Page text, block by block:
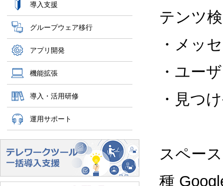
導入支援
グループウェア移行
アプリ開発
機能拡張
導入・活用研修
運用サポート
テンツ
・メッ
・ユー
・見つ
スペー
種